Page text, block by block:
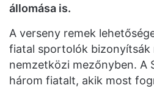
állomása is.
A verseny remek
fiatal sportolók bizonyítsák
nemzetközi mezőnyben. A
három fiatalt, akik most